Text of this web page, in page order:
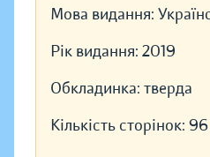
Мова видання:
Рік видання: 2019
Обкладинка: тверда
Кількість сторінок: 96